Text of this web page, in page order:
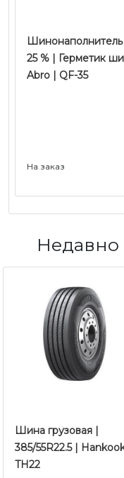
Шинонаполнитель
25 % | Герметик
Abro | QF-35
На заказ
Шина грузовая |
385/55R22.5 |
TH22